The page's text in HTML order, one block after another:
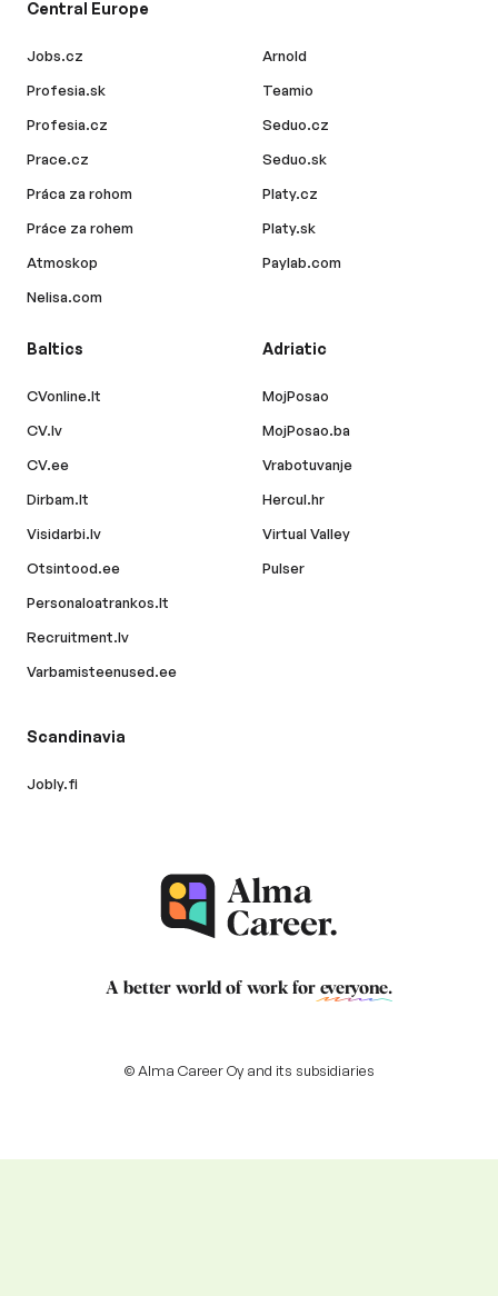
Central Europe
Jobs.cz
Profesia.sk
Profesia.cz
Prace.cz
Práca za rohom
Práce za rohem
Atmoskop
Nelisa.com
Arnold
Teamio
Seduo.cz
Seduo.sk
Platy.cz
Platy.sk
Paylab.com
Baltics
CVonline.lt
CV.lv
CV.ee
Dirbam.lt
Visidarbi.lv
Otsintood.ee
Personaloatrankos.lt
Recruitment.lv
Varbamisteenused.ee
Adriatic
MojPosao
MojPosao.ba
Vrabotuvanje
Hercul.hr
Virtual Valley
Pulser
Scandinavia
Jobly.fi
A better world of work for everyone.
© Alma Career Oy and its subsidiaries